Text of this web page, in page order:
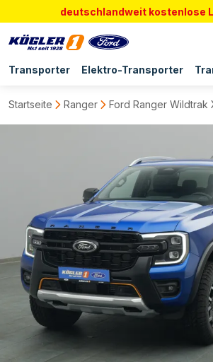
deutschlandweit kostenlose
Transporter Elektro-Transporter
Startseite Ranger Ford Ranger Wildtrak